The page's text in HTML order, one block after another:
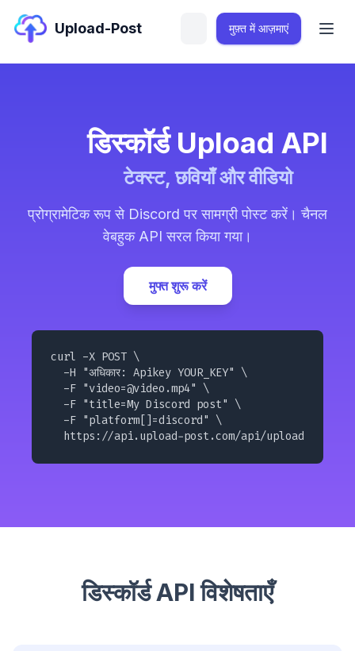
Upload-Post मुफ़्त में आज़माएं
डिस्कॉर्ड Upload API
टेक्स्ट, छवियाँ और वीडियो
प्रोग्रामेटिक रूप से Discord पर सामग्री पोस्ट करें। चैनल
वेबहुक API सरल किया गया।
मुफ्त शुरू करें
curl -X POST \
  -H "अधिकार: Apikey YOUR_KEY" \
  -F "
video=@video.mp4" \
  -F "title=My Discord post" \
  -F "platform[]=discord" \
  https://api.upload-post.com/api/upload
डिस्कॉर्ड API विशेषताएँ